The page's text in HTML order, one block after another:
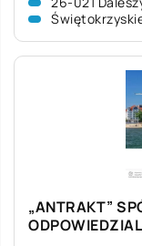
„ANTRAKT”